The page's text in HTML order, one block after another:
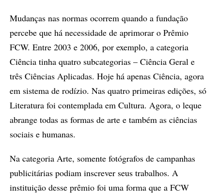
Mudanças nas normas ocorrem quando a fundação
percebe que há necessidade de aprimorar o Prêmio
FCW. Entre 2003 e 2006, por exemplo, a categoria
Ciência tinha quatro subcategorias – Ciência Geral e
três Ciências Aplicadas. Hoje há apenas Ciência, agora
em sistema de rodízio. Nas quatro primeiras edições, só
Literatura foi contemplada em Cultura. Agora, o leque
abrange todas as formas de arte e também as ciências
sociais e humanas.
Na categoria Arte, somente fotógrafos de campanhas
publicitárias podiam inscrever seus trabalhos. A
instituição desse prêmio foi uma forma que a FCW